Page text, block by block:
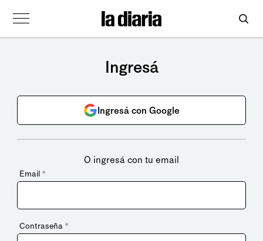
Ingresá
Ingresá con Google
O ingresá con tu email
Email *
Contraseña *